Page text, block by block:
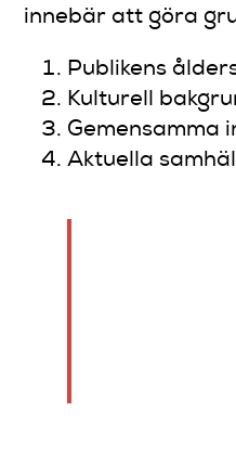
innebär att göra
Publikens
Kulturell
Gemensamma
Aktuella